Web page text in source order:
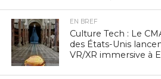
EN BREF
Culture Tech : Le
des États-Unis
VR/XR immersive à